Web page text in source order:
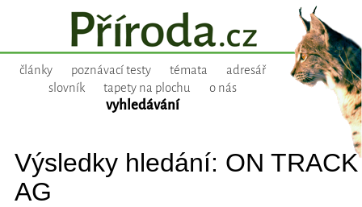
články poznávací testy témata
adresář
slovník
tapety na plochu o nás
vyhledávání
Výsledky hledání: ON TRACK
AG